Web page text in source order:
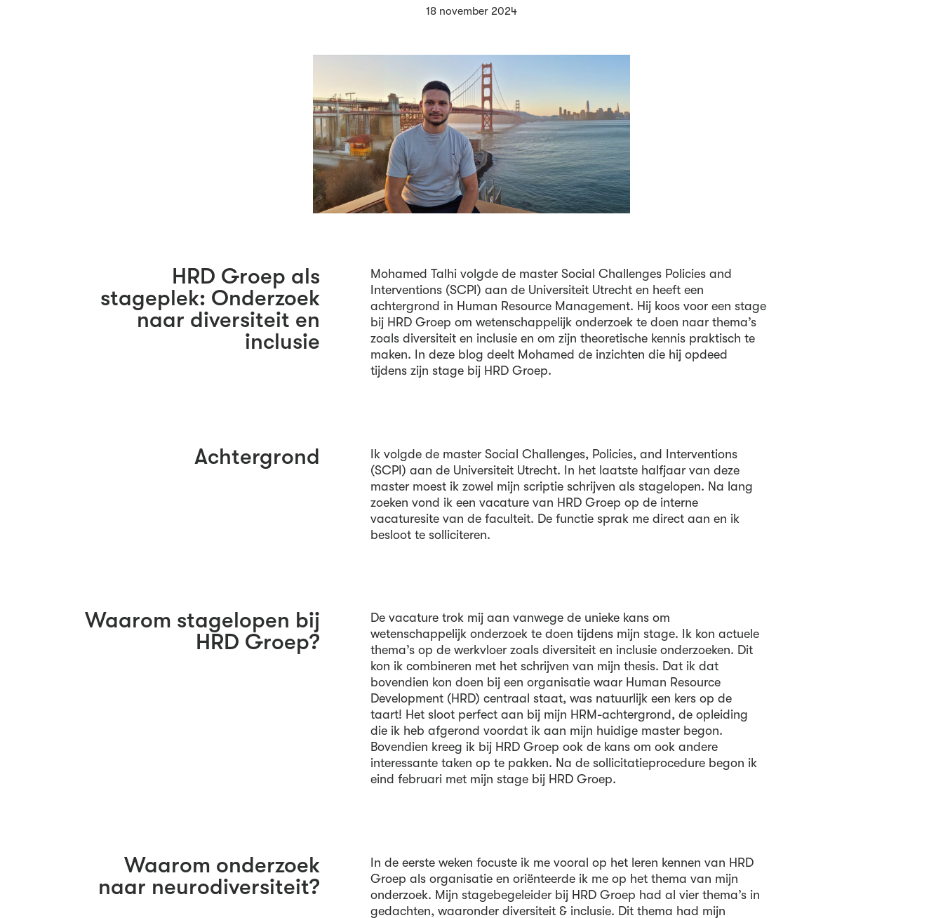
18 november 2024
HRD Groep als
stageplek: Onderzoek
naar diversiteit en
inclusie
Mohamed Talhi volgde de master Social Challenges Policies and
Interventions (SCPI) aan de Universiteit Utrecht en heeft een
achtergrond in Human Resource Management. Hij koos voor een stage
bij HRD Groep om wetenschappelijk onderzoek te doen naar thema’s
zoals diversiteit en inclusie en om zijn theoretische kennis praktisch te
maken. In deze blog deelt Mohamed de inzichten die hij opdeed
tijdens zijn stage bij HRD Groep.
Achtergrond
Ik volgde de master Social Challenges, Policies, and Interventions
(SCPI) aan de Universiteit Utrecht. In het laatste halfjaar van deze
master moest ik zowel mijn scriptie schrijven als stagelopen. Na lang
zoeken vond ik een vacature van HRD Groep op de interne
vacaturesite van de faculteit. De functie sprak me direct aan en ik
besloot te solliciteren.
Waarom stagelopen bij
HRD Groep?
De vacature trok mij aan vanwege de unieke kans om
wetenschappelijk onderzoek te doen tijdens mijn stage. Ik kon actuele
thema’s op de werkvloer zoals diversiteit en inclusie onderzoeken. Dit
kon ik combineren met het schrijven van mijn thesis. Dat ik dat
bovendien kon doen bij een organisatie waar Human Resource
Development (HRD) centraal staat, was natuurlijk een kers op de
taart! Het sloot perfect aan bij mijn HRM-achtergrond, de opleiding
die ik heb afgerond voordat ik aan mijn huidige master begon.
Bovendien kreeg ik bij HRD Groep ook de kans om ook andere
interessante taken op te pakken. Na de sollicitatieprocedure begon ik
eind februari met mijn stage bij HRD Groep.
Waarom onderzoek
naar neurodiversiteit?
In de eerste weken focuste ik me vooral op het leren kennen van HRD
Groep als organisatie en oriënteerde ik me op het thema van mijn
onderzoek. Mijn stagebegeleider bij HRD Groep had al vier thema’s in
gedachten, waaronder diversiteit & inclusie. Dit thema had mijn